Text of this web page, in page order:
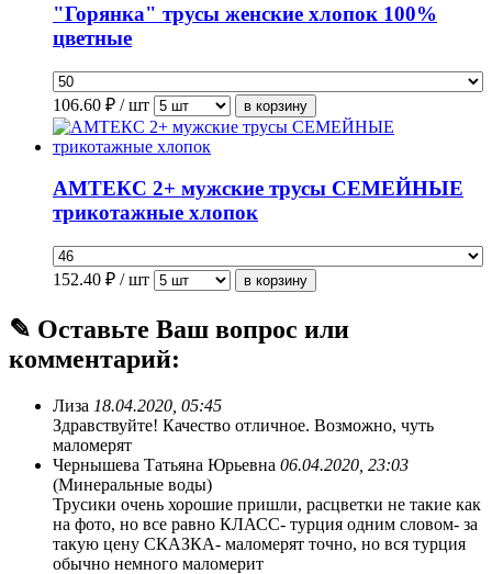
"Горянка" трусы женские хлопок 100%
цветные
106.60 ₽ / шт
АМТЕКС 2+ мужские трусы СЕМЕЙНЫЕ
трикотажные хлопок
152.40 ₽ / шт
✎ Оставьте Ваш вопрос или
комментарий:
Лиза 18.04.2020, 05:45
Здравствуйте! Качество отличное. Возможно, чуть
маломерят
Чернышева Татьяна Юрьевна 06.04.2020, 23:03
(Минеральные воды)
Трусики очень хорошие пришли, расцветки не такие как
на фото, но все равно КЛАСС- турция одним словом- за
такую цену СКАЗКА- маломерят точно, но вся турция
обычно немного маломерит